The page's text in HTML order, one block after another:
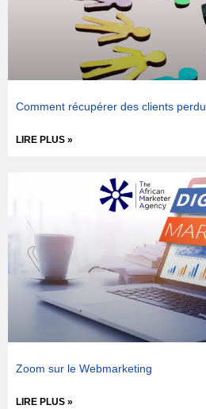
Comment récupérer des clients perdu
LIRE PLUS »
Zoom sur le Webmarketing
LIRE PLUS »